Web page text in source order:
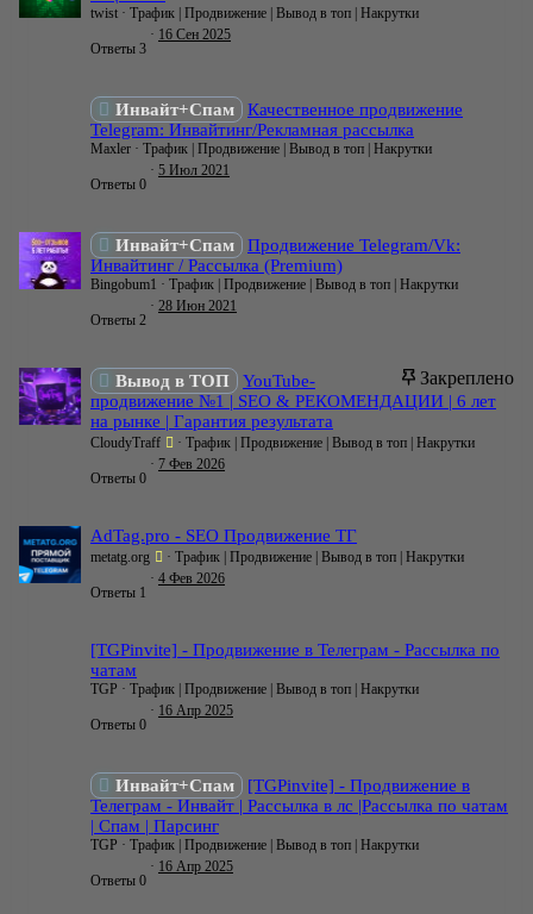
twist Трафик | Продвижение | Вывод в топ | Накрутки
Ответы 3
16 Сен 2025
Инвайт+Спам
Качественное продвижение
Telegram: Инвайтинг/Рекламная рассылка
Maxler Трафик | Продвижение | Вывод в топ | Накрутки
Ответы 0
5 Июл 2021
Инвайт+Спам
Продвижение Telegram/Vk:
Инвайтинг / Рассылка (Premium)
Bingobum1 Трафик | Продвижение | Вывод в топ | Накрутки
Ответы 2
28 Июн 2021
Закреплено
Вывод в ТОП
YouTube-
продвижение №1 | SEO & РЕКОМЕНДАЦИИ | 6 лет
на рынке | Гарантия результата
CloudyTraff Трафик | Продвижение | Вывод в топ | Накрутки
Ответы 0
7 Фев 2026
AdTag.pro - SEO Продвижение ТГ
metatg.org Трафик | Продвижение | Вывод в топ | Накрутки
Ответы 1
4 Фев 2026
[TGPinvite] - Продвижение в Телеграм - Рассылка по
чатам
TGP Трафик | Продвижение | Вывод в топ | Накрутки
Ответы 0
16 Апр 2025
Инвайт+Спам
[TGPinvite] - Продвижение в
Телеграм - Инвайт | Рассылка в лс |Рассылка по чатам
| Спам | Парсинг
TGP Трафик | Продвижение | Вывод в топ | Накрутки
Ответы 0
16 Апр 2025